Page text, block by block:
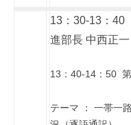
13：30-13：40
進部長 中西正一
13：40-14：50
テーマ ： 一帯一